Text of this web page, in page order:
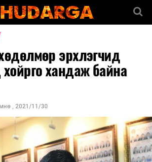
эрхлэгчид
хандаж байна
, 2021/11/30